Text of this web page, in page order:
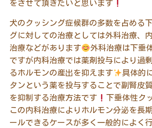
をさせて頂きたいと思います
犬のクッシング症候群の多数を占める
グに対しての治療としては外科治療、
治療などがあります
外科治療は下垂
ですが内科治療では薬剤投与により過
るホルモンの産出を抑えます
具体的
タンという薬を投与することで副腎皮
を抑制する治療方法です
下垂体性ク
この内科治療によりホルモン分泌を長
ールできるケースが多く一般的によく